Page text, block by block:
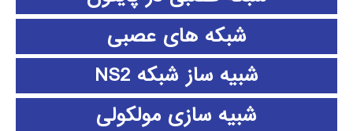
شبکه های عصبی
شبیه ساز شبکه NS2
شبیه سازی مولکولی